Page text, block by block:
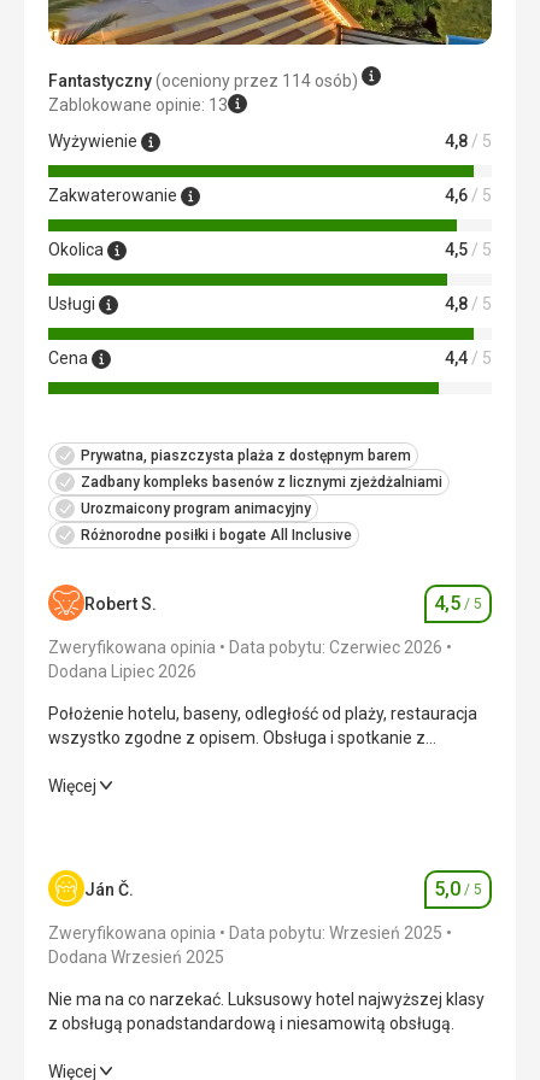
Fantastyczny(oceniony przez 114 osób)
Zablokowane opinie: 13
Wyżywienie
4,8 / 5
Zakwaterowanie 4,6 / 5
Okolica 4,5 / 5
Usługi 4,8 / 5
Cena 4,4 / 5
Prywatna, piaszczysta plaża z dostępnym barem
Zadbany kompleks basenów z licznymi zjeżdżalniami
Urozmaicony program animacyjny
Różnorodne posiłki i bogate All Inclusive
Robert S. Ocena
4,5 / 5
Zweryfikowana opinia
Data pobytu: Czerwiec 2026
Dodana Lipiec 2026
Położenie hotelu, baseny, odległość od plaży, restauracja
wszystko zgodne z opisem. Obsługa i spotkanie z
Położenie hotelu, baseny, odległość od plaży, restauracja
Wyżywienie 5,0/ 5
Zakwaterowanie 4,0
Usługi 5,0
Cena
Więcej
Ján Č. Ocena
5,0 / 5
Zweryfikowana opinia
Data pobytu: Wrzesień 2025
Dodana Wrzesień 2025
Nie ma na co narzekać. Luksusowy hotel najwyższej klasy
z obsługą ponadstandardową i niesamowitą obsługą.
Nie ma na co narzekać. Luksusowy hotel najwyższej klasy
Więcej